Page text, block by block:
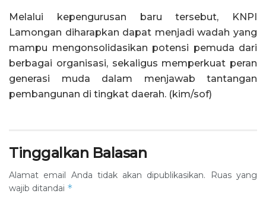
Melalui kepengurusan baru tersebut, KNPI
Lamongan diharapkan dapat menjadi wadah yang
mampu mengonsolidasikan potensi pemuda dari
berbagai organisasi, sekaligus memperkuat peran
generasi muda dalam menjawab tantangan
pembangunan di tingkat daerah. (kim/sof)
Tinggalkan Balasan
Alamat email Anda tidak akan dipublikasikan.
Ruas yang
wajib ditandai *